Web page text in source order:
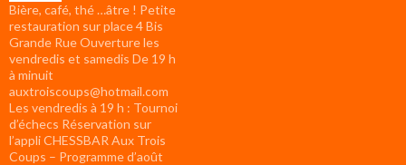
Bière, café, thé …âtre ! Petite
restauration sur place 4 Bis
Grande Rue Ouverture les
vendredis et samedis De 19 h
à minuit
auxtroiscoups@hotmail.com
Les vendredis à 19 h : Tournoi
d’échecs Réservation sur
l’appli CHESSBAR Aux Trois
Coups – Programme d’août